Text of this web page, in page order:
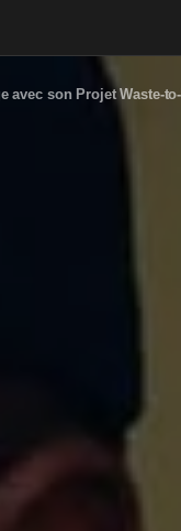
avec son Projet Waste-